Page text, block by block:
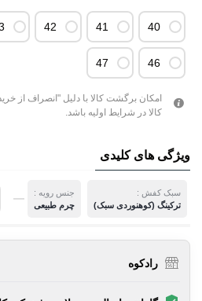
40
41
42
46
47
امکان برگشت کالا با دلیل "انصراف از
کالا در شرایط اولیه باشد.
ویژگی های کلیدی
سبک کفش :
ترکینگ (کوهنوردی سبک)
جنس رویه :
چرم طبیعی
رادکوه